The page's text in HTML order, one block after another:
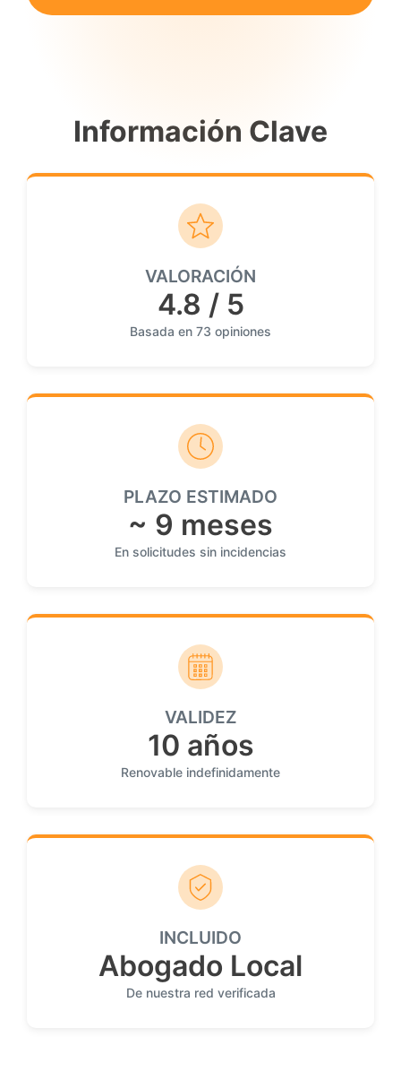
Información Clave
VALORACIÓN
4.8 / 5
Basada en 73 opiniones
PLAZO ESTIMADO
~ 9 meses
En solicitudes sin incidencias
VALIDEZ
10 años
Renovable indefinidamente
INCLUIDO
Abogado Local
De nuestra red verificada